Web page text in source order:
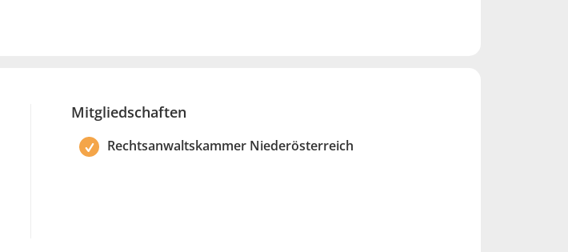
Mitgliedschaften
Rechtsanwaltskammer Niederösterreich